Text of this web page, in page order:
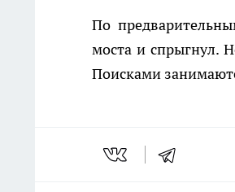
По
моста и спрыгнул.
Поисками